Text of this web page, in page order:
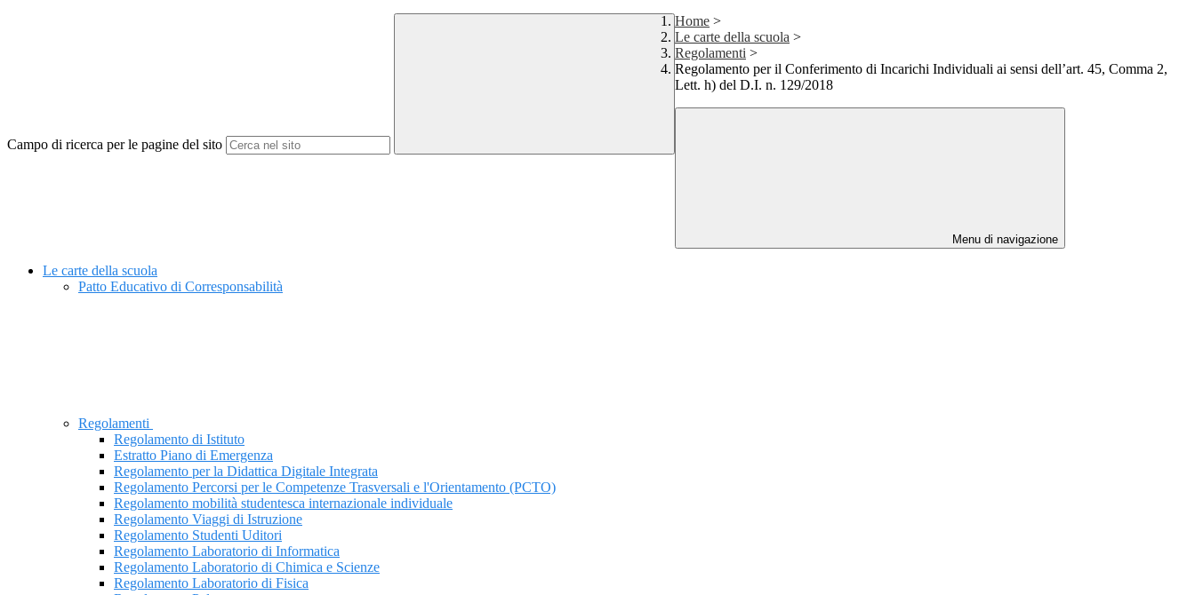
Campo di ricerca per le pagine del sito
Home >
Le carte della scuola >
Regolamenti >
Regolamento per il Conferimento di Incarichi Individuali ai sensi dell’art. 45, Comma 2,
Lett. h) del D.I. n. 129/2018
Menu di navigazione
Le carte della scuola
Patto Educativo di Corresponsabilità
Regolamenti
Regolamento di Istituto
Estratto Piano di Emergenza
Regolamento per la Didattica Digitale Integrata
Regolamento Percorsi per le Competenze Trasversali e l'Orientamento (PCTO)
Regolamento mobilità studentesca internazionale individuale
Regolamento Viaggi di Istruzione
Regolamento Studenti Uditori
Regolamento Laboratorio di Informatica
Regolamento Laboratorio di Chimica e Scienze
Regolamento Laboratorio di Fisica